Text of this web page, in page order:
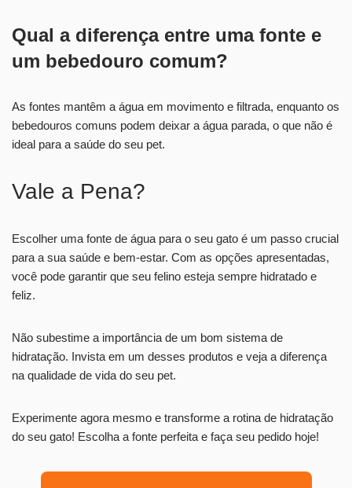
Qual a diferença entre uma fonte e
um bebedouro comum?
As fontes mantêm a água em movimento e filtrada, enquanto os
bebedouros comuns podem deixar a água parada, o que não é
ideal para a saúde do seu pet.
Vale a Pena?
Escolher uma fonte de água para o seu gato é um passo crucial
para a sua saúde e bem-estar. Com as opções apresentadas,
você pode garantir que seu felino esteja sempre hidratado e
feliz.
Não subestime a importância de um bom sistema de
hidratação. Invista em um desses produtos e veja a diferença
na qualidade de vida do seu pet.
Experimente agora mesmo e transforme a rotina de hidratação
do seu gato! Escolha a fonte perfeita e faça seu pedido hoje!